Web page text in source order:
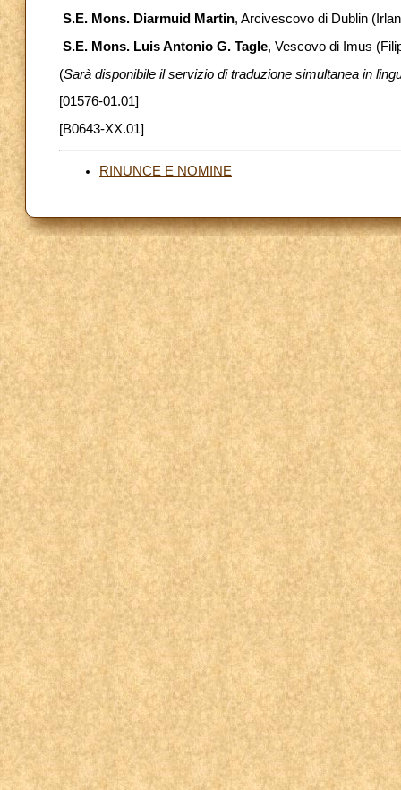
S.E. Mons. Diarmuid Martin, Arcivescovo di Dublin
S.E. Mons. Luis Antonio G. Tagle, Vescovo di Imus
(Sarà disponibile il servizio di traduzione simultanea in
[01576-01.01]
[B0643-XX.01]
RINUNCE E NOMINE